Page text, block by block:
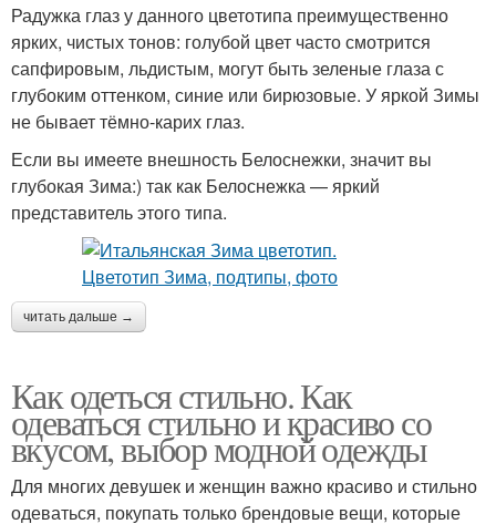
Радужка глаз у данного цветотипа преимущественно
ярких, чистых тонов: голубой цвет часто смотрится
сапфировым, льдистым, могут быть зеленые глаза с
глубоким оттенком, синие или бирюзовые. У яркой Зимы
не бывает тёмно-карих глаз.
Если вы имеете внешность Белоснежки, значит вы
глубокая Зима:) так как Белоснежка — яркий
представитель этого типа.
читать дальше →
Как одеться стильно. Как
одеваться стильно и красиво со
вкусом, выбор модной одежды
Для многих девушек и женщин важно красиво и стильно
одеваться, покупать только брендовые вещи, которые